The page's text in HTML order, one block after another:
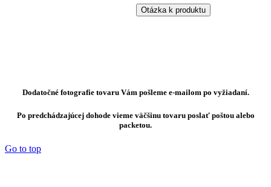
Otázka k produktu
Dodatočné fotografie tovaru Vám pošleme e-mailom po vyžiadaní.
Po predchádzajúcej dohode vieme väčšinu tovaru poslať poštou alebo
packetou.
Go to top